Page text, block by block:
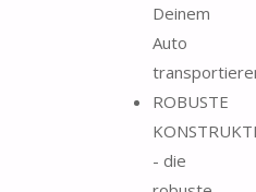
Deinem
Auto
ROBUSTE
- die